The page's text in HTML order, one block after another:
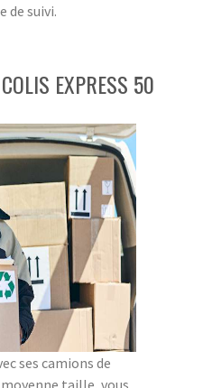
de suivi.
EXPRESS 50
ses camions de
taille, vous